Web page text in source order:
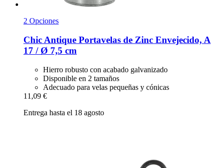
2 Opciones
Chic Antique Portavelas de Zinc Envejecido, A
17 / Ø 7,5 cm
Hierro robusto con acabado galvanizado
Disponible en 2 tamaños
Adecuado para velas pequeñas y cónicas
11,09 €
Entrega hasta el 18 agosto